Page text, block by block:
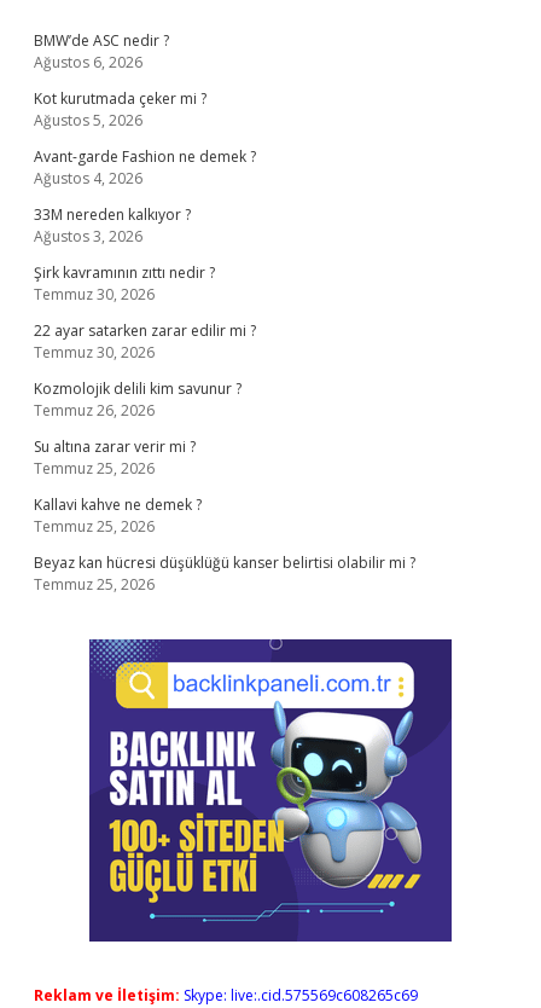
BMW’de ASC nedir ?
Ağustos 6, 2026
Kot kurutmada çeker mi ?
Ağustos 5, 2026
Avant-garde Fashion ne demek ?
Ağustos 4, 2026
33M nereden kalkıyor ?
Ağustos 3, 2026
Şirk kavramının zıttı nedir ?
Temmuz 30, 2026
22 ayar satarken zarar edilir mi ?
Temmuz 30, 2026
Kozmolojik delili kim savunur ?
Temmuz 26, 2026
Su altına zarar verir mi ?
Temmuz 25, 2026
Kallavi kahve ne demek ?
Temmuz 25, 2026
Beyaz kan hücresi düşüklüğü kanser belirtisi olabilir mi ?
Temmuz 25, 2026
Reklam ve İletişim: Skype: live:.cid.575569c608265c69